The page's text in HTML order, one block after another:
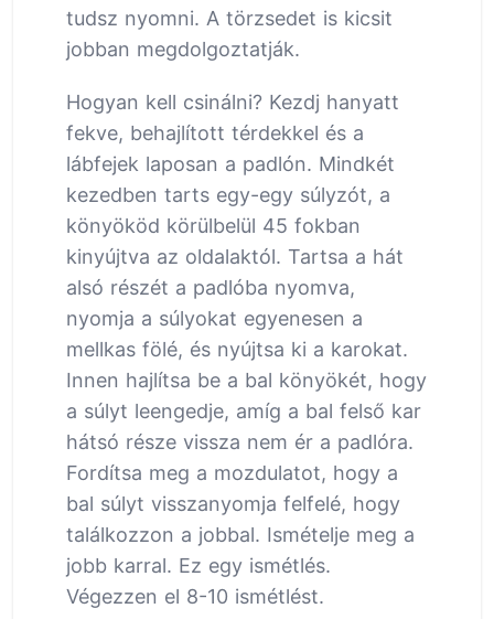
tudsz nyomni. A törzsedet is kicsit
jobban megdolgoztatják.
Hogyan kell csinálni? Kezdj hanyatt
fekve, behajlított térdekkel és a
lábfejek laposan a padlón. Mindkét
kezedben tarts egy-egy súlyzót, a
könyököd körülbelül 45 fokban
kinyújtva az oldalaktól. Tartsa a hát
alsó részét a padlóba nyomva,
nyomja a súlyokat egyenesen a
mellkas fölé, és nyújtsa ki a karokat.
Innen hajlítsa be a bal könyökét, hogy
a súlyt leengedje, amíg a bal felső kar
hátsó része vissza nem ér a padlóra.
Fordítsa meg a mozdulatot, hogy a
bal súlyt visszanyomja felfelé, hogy
találkozzon a jobbal. Ismételje meg a
jobb karral. Ez egy ismétlés.
Végezzen el 8-10 ismétlést.